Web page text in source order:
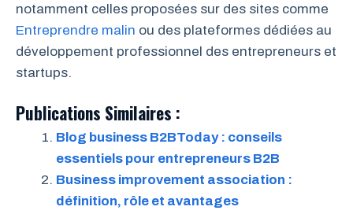
notamment celles proposées sur des sites comme
Entreprendre malin ou des plateformes dédiées au
développement professionnel des entrepreneurs et
startups.
Publications Similaires :
Blog business B2BToday : conseils
essentiels pour entrepreneurs B2B
Business improvement association :
définition, rôle et avantages